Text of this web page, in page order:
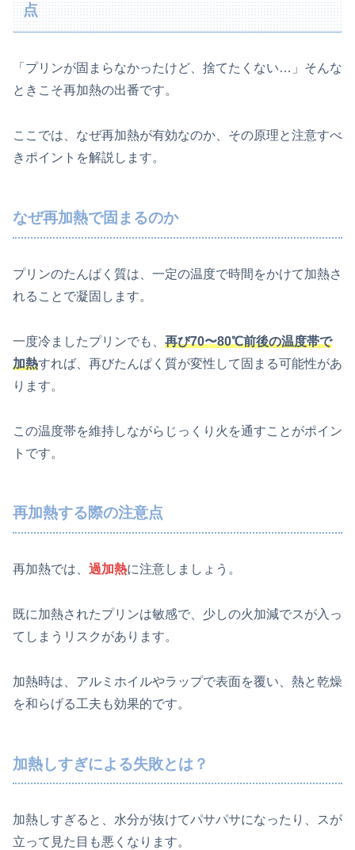
点
「プリンが固まらなかったけど、捨てたくない…」そんな
ときこそ再加熱の出番です。
ここでは、なぜ再加熱が有効なのか、その原理と注意すべ
きポイントを解説します。
なぜ再加熱で固まるのか
プリンのたんぱく質は、一定の温度で時間をかけて加熱さ
れることで凝固します。
一度冷ましたプリンでも、 再び70〜80℃前後の温度帯で
加熱すれば、再びたんぱく質が変性して固まる可能性があ
ります。
この温度帯を維持しながらじっくり火を通すことがポイン
トです。
再加熱する際の注意点
再加熱では、 過加熱に注意しましょう。
既に加熱されたプリンは敏感で、少しの火加減でスが入っ
てしまうリスクがあります。
加熱時は、アルミホイルやラップで表面を覆い、熱と乾燥
を和らげる工夫も効果的です。
加熱しすぎによる失敗とは？
加熱しすぎると、水分が抜けてパサパサになったり、スが
立って見た目も悪くなります。